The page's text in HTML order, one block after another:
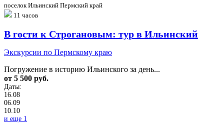
поселок Ильинский Пермский край
11 часов
В гости к Строгановым: тур в Ильинский
Экскурсии по Пермскому краю
Погружение в историю Ильинского за день...
от 5 500 руб.
Даты:
16.08
06.09
10.10
и еще 1